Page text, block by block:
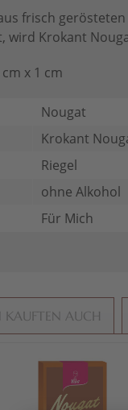
frisch
wird Krokant
x 1 cm
Nougat
Krokant
Riegel
ohne Alkohol
Für Mich
KAUFTEN AUCH